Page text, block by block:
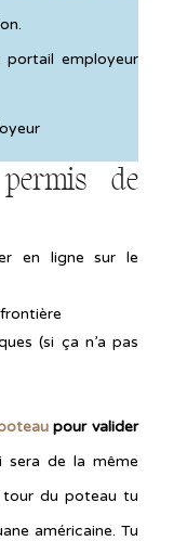
portail employeur
de
en ligne sur le
(si ça n’a pas
pour valider
sera de la même
tour du poteau tu
américaine. Tu